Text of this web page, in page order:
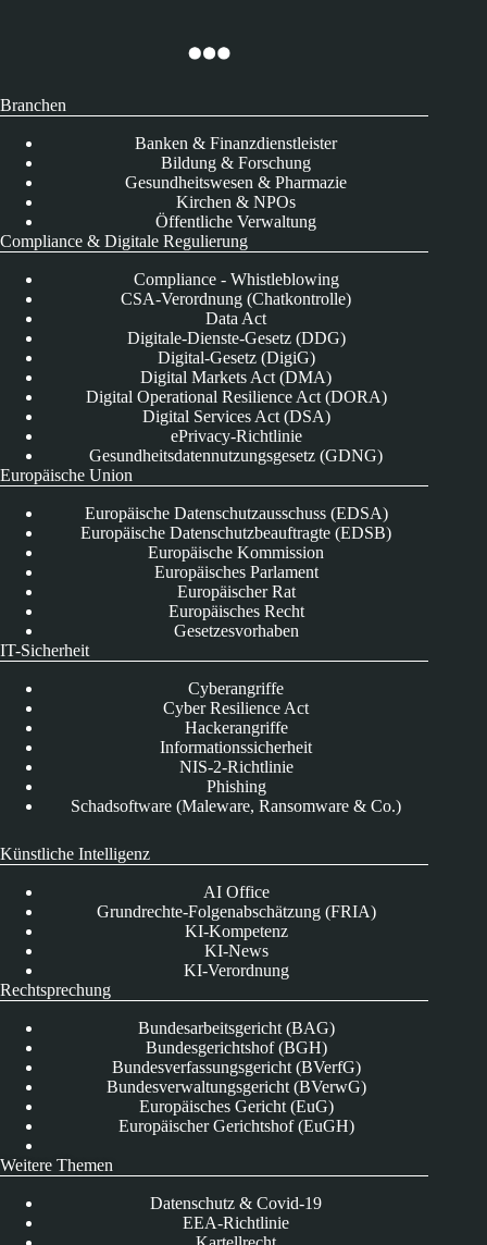
Branchen
Banken & Finanzdienstleister
Bildung & Forschung
Gesundheitswesen & Pharmazie
Kirchen & NPOs
Öffentliche Verwaltung
Compliance & Digitale Regulierung
Compliance - Whistleblowing
CSA-Verordnung (Chatkontrolle)
Data Act
Digitale-Dienste-Gesetz (DDG)
Digital-Gesetz (DigiG)
Digital Markets Act (DMA)
Digital Operational Resilience Act (DORA)
Digital Services Act (DSA)
ePrivacy-Richtlinie
Gesundheitsdatennutzungsgesetz (GDNG)
Europäische Union
Europäische Datenschutzausschuss (EDSA)
Europäische Datenschutzbeauftragte (EDSB)
Europäische Kommission
Europäisches Parlament
Europäischer Rat
Europäisches Recht
Gesetzesvorhaben
IT-Sicherheit
Cyberangriffe
Cyber Resilience Act
Hackerangriffe
Informationssicherheit
NIS-2-Richtlinie
Phishing
Schadsoftware (Maleware, Ransomware & Co.)
Künstliche Intelligenz
AI Office
Grundrechte-Folgenabschätzung (FRIA)
KI-Kompetenz
KI-News
KI-Verordnung
Rechtsprechung
Bundesarbeitsgericht (BAG)
Bundesgerichtshof (BGH)
Bundesverfassungsgericht (BVerfG)
Bundesverwaltungsgericht (BVerwG)
Europäisches Gericht (EuG)
Europäischer Gerichtshof (EuGH)
Weitere Themen
Datenschutz & Covid-19
EEA-Richtlinie